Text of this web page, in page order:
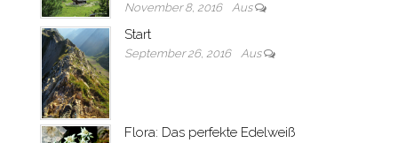
November 8, 2016 Aus
Start
September 26, 2016 Aus
Flora: Das perfekte Edelweiß